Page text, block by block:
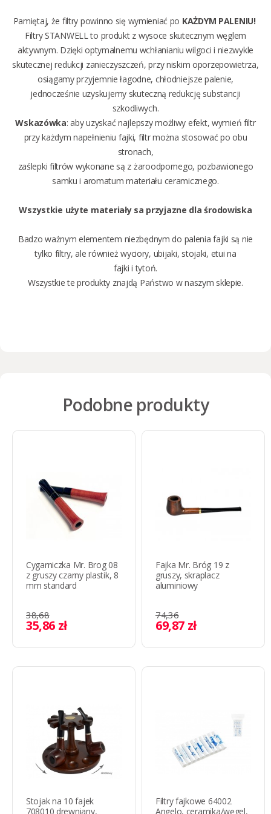
Pamiętaj, że filtry powinno się wymieniać po KAŻDYM PALENIU!
Filtry STANWELL to produkt z wysoce skutecznym węglem
aktywnym. Dzięki optymalnemu wchłanianiu wilgoci i niezwykle
skutecznej redukcji zanieczyszczeń, przy niskim oporzepowietrza,
osiągamy przyjemnie łagodne, chłodniejsze palenie,
jednocześnie uzyskujemy skuteczną redukcję substancji
szkodliwych.
Wskazówka: aby uzyskać najlepszy możliwy efekt, wymień filtr
przy każdym napełnieniu fajki, filtr można stosować po obu
stronach,
zaślepki filtrów wykonane są z żaroodpornego, pozbawionego
samku i aromatum materiału ceramicznego.
Wszystkie użyte materiały sa przyjazne dla środowiska
Badzo ważnym elementem niezbędnym do palenia fajki są nie
tylko filtry, ale równieżwyciory, ubijaki, stojaki, etui na
fajki itytoń.
Wszystkie te produkty znajdą Państwo w naszym sklepie.
Podobne produkty
Cygarniczka Mr. Brog 08
z gruszy czarny plastik, 8
mm standard
38,68
35,86 zł
Fajka Mr. Bróg 19 z
gruszy, skraplacz
aluminiowy
74,36
69,87 zł
Stojak na 10 fajek
708010 drewniany,
Filtry fajkowe 64002
Angelo, ceramika/węgel,